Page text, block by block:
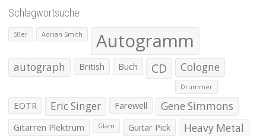
Schlagwortsuche
50er Adrian Smith Autogramm
autograph British Buch CD Cologne
Drummer
EOTR Eric Singer Farewell Gene Simmons
Gitarren Plektrum Glam Guitar Pick Heavy Metal